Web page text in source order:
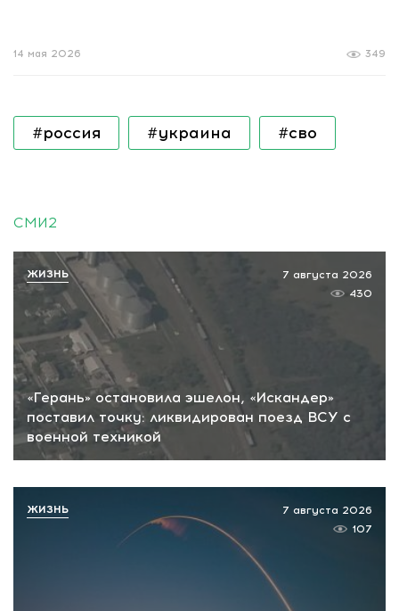
349
14 мая 2026
#россия #украина #сво
СМИ2
«Герань» остановила эшелон, «Искандер»
поставил точку: ликвидирован поезд ВСУ с
военной техникой
7 августа 2026
430
ЖИЗНЬ
7 августа 2026
107
ЖИЗНЬ